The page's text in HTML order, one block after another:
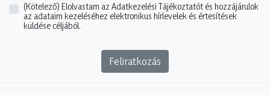
(Kötelező) Elolvastam az Adatkezelési Tájékoztatót és hozzájárulok
az adataim kezeléséhez elektronikus hírlevelek és értesítések
küldése céljából.
Feliratkozás